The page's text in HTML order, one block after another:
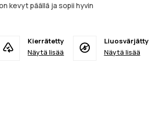
kevyt päällä ja sopii hyvin
Kierrätetty
Näytä lisää
Liuosvärjätty
Näytä lisää